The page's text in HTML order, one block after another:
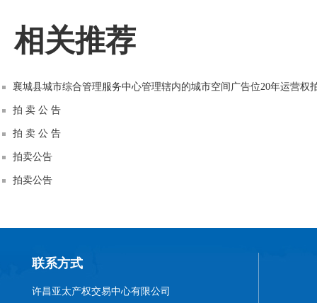
相关推荐
襄城县城市综合管理服务中心管理辖内的城市空间广告位20年运营权
拍 卖 公 告
拍 卖 公 告
拍卖公告
拍卖公告
联系方式
许昌亚太产权交易中心有限公司